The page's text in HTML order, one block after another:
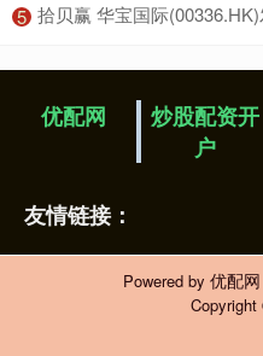
5 拾贝赢 华宝国际(00336.HK)发布公告，自刊发先前的
优配网
炒股配资开
户
友情链接：
Powered by 优配网
Copyright